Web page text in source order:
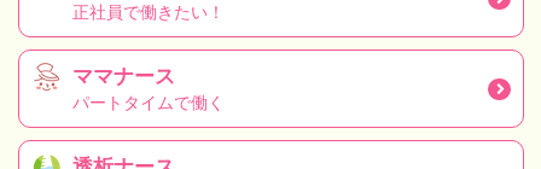
正社員で働きたい！
ママナース
パートタイムで働く